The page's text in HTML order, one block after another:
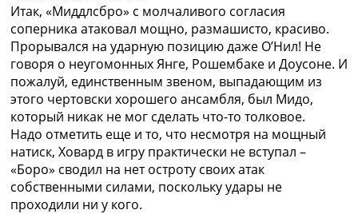
Итак, «Миддлсбро» с молчаливого согласия
соперника атаковал мощно, размашисто, красиво.
Прорывался на ударную позицию даже О’Нил! Не
говоря о неугомонных Янге, Рошембаке и Доусоне. И
пожалуй, единственным звеном, выпадающим из
этого чертовски хорошего ансамбля, был Мидо,
который никак не мог сделать что-то толковое.
Надо отметить еще и то, что несмотря на мощный
натиск, Ховард в игру практически не вступал –
«Боро» сводил на нет остроту своих атак
собственными силами, поскольку удары не
проходили ни у кого.